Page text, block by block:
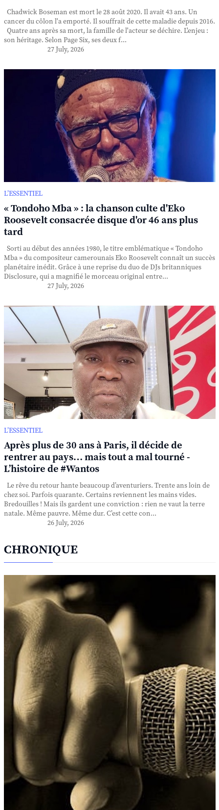
Chadwick Boseman est mort le 28 août 2020. Il avait 43 ans. Un
cancer du côlon l'a emporté. Il souffrait de cette maladie depuis 2016.
Quatre ans après sa mort, la famille de l'acteur se déchire. L'enjeu :
son héritage. Selon Page Six, ses deux f...
27 July, 2026
L’ESSENTIEL
« Tondoho Mba » : la chanson culte d'Eko
Roosevelt consacrée disque d'or 46 ans plus
tard
Sorti au début des années 1980, le titre emblématique « Tondoho
Mba » du compositeur camerounais Eko Roosevelt connaît un succès
planétaire inédit. Grâce à une reprise du duo de DJs britanniques
Disclosure, qui a magnifié le morceau original entre...
27 July, 2026
L’ESSENTIEL
Après plus de 30 ans à Paris, il décide de
rentrer au pays… mais tout a mal tourné -
L’histoire de #Wantos
Le rêve du retour hante beaucoup d’aventuriers. Trente ans loin de
chez soi. Parfois quarante. Certains reviennent les mains vides.
Bredouilles ! Mais ils gardent une conviction : rien ne vaut la terre
natale. Même pauvre. Même dur. C’est cette con...
26 July, 2026
CHRONIQUE